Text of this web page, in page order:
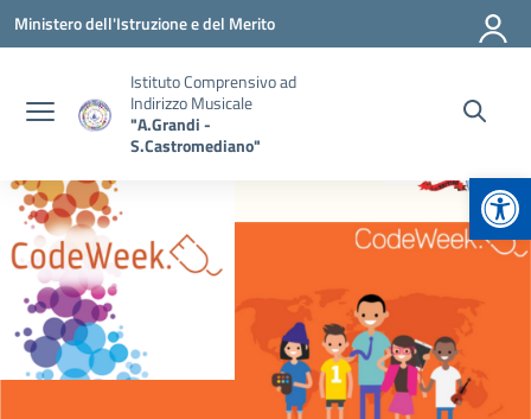
Vai ai contenuti
Vai al menu di navigazione
Vai al footer
Ministero dell'Istruzione e del Merito
Istituto Comprensivo ad
Indirizzo Musicale
"A.Grandi -
S.Castromediano"